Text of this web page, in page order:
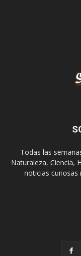
Todas las
Naturaleza, Ciencia,
noticias curiosas